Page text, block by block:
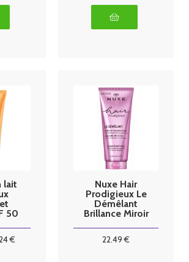
lait
50
€
Nuxe Hair
Prodigieux Le
Démêlant
Brillance Miroir
22.49 €